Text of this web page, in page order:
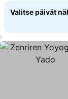
Valitse päivät